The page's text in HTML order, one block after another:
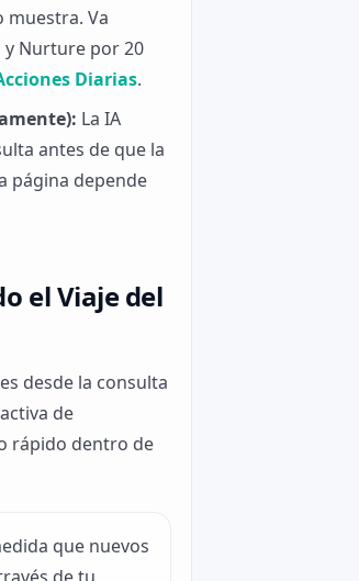
muestra. Va
Nurture por 20
Diarias.
La IA
antes de que la
página depende
el Viaje del
desde la consulta
de
rápido dentro de
que nuevos